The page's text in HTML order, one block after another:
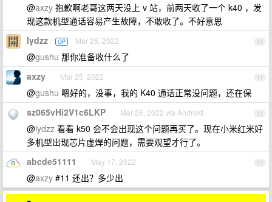
@axzy 抱歉啊老哥这两天没上 v 站，前两天收了一个 k40 ，发
现这款机型通话容易产生故障，不敢收了。不好意思
10
lydzz OP Mar 25, 2022
@gushu 那你准备收什么了
11
axzy Mar 25, 2022
@gushu 嗯好的，没事，我的 K40 通话正常没问题，还在保
12
sz065vHi2V1c6LKP Mar 26, 2022 via Android
@lydzz 看看 k50 会不会出现这个问题再买了。现在小米红米好
多机型出现芯片虚焊的问题，需要观望才行了。
13
abcde51111 May 17, 2022
@axzy #11 还出？多少出